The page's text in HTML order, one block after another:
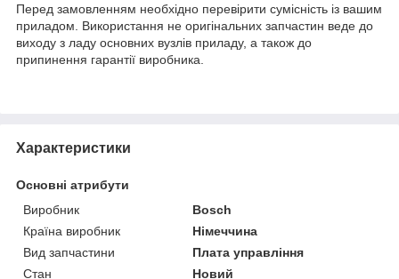
Перед замовленням необхідно перевірити сумісність із вашим
приладом. Використання не оригінальних запчастин веде до
виходу з ладу основних вузлів приладу, а також до
припинення гарантії виробника.
Характеристики
Основні атрибути
Виробник
Bosch
Країна виробник
Німеччина
Вид запчастини
Плата управління
Стан
Новий